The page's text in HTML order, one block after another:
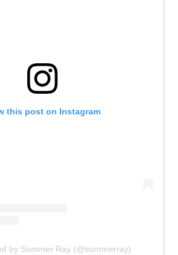
this post on Instagram
by Sommer Ray (@sommerray)